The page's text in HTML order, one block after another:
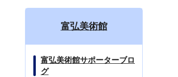
富弘美術館
富弘美術館サポーターブロ
グ